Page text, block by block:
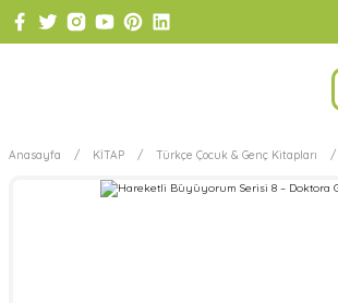
Anasayfa KİTAP Türkçe Çocuk & Genç Kitapları